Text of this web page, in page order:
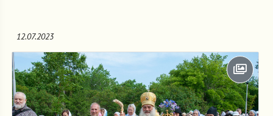
12.07.2023